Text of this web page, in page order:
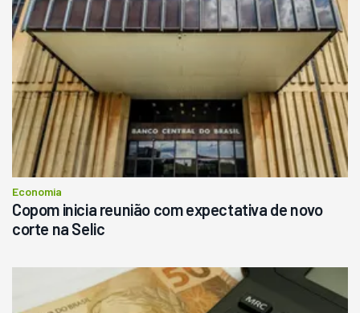
Pá Carregadeira Cat 966
Ano 1987
R$ 145.000
Consultar
Economia
Copom inicia reunião com expectativa de novo
corte na Selic